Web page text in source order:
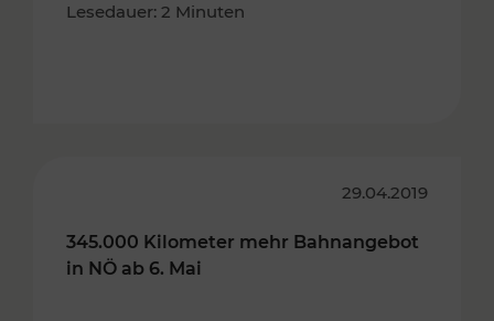
Lesedauer: 2 Minuten
29.04.2019
345.000 Kilometer mehr Bahnangebot
in NÖ ab 6. Mai